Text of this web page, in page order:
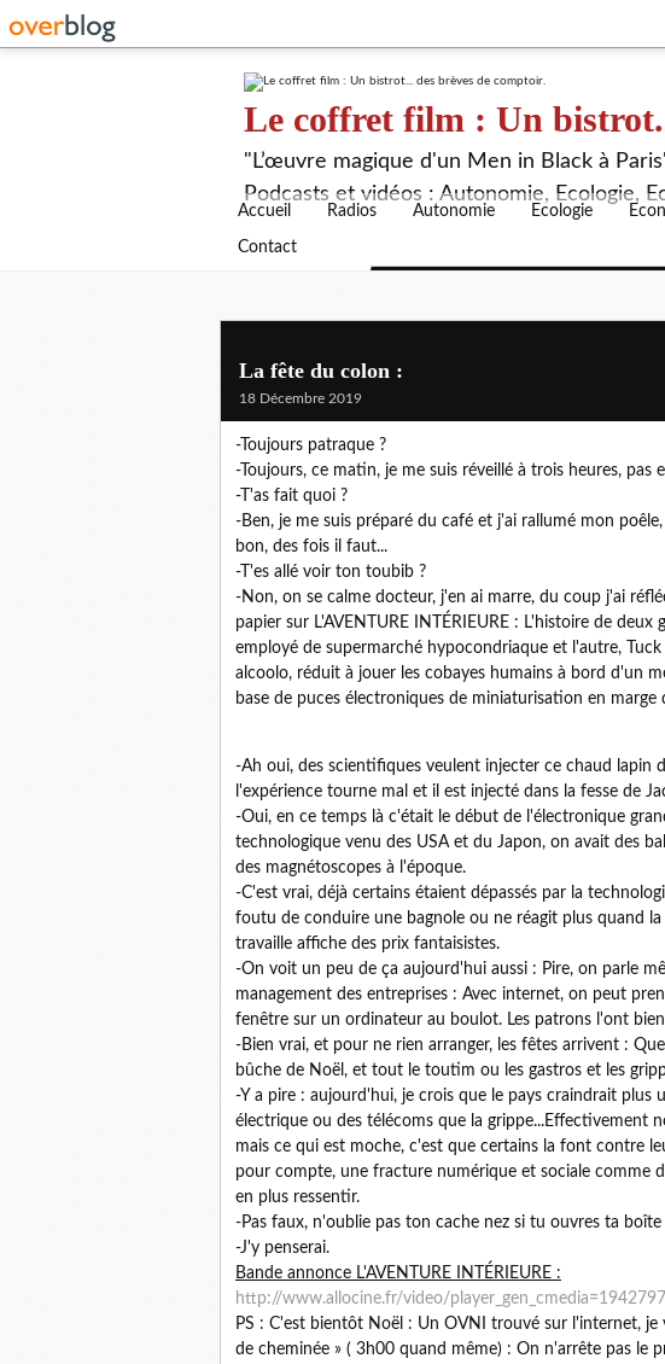
Le coffret film : Un
"L’œuvre magique d'un Men in Black à
Podcasts et vidéos : Autonomie, Ecologie,
Accueil Radios Autonomie Ecologie
Contact
La fête du colon :
18 Décembre 2019
-Toujours patraque ?
-Toujours, ce matin, je me suis réveillé à trois heures, pas
-T'as fait quoi ?
-Ben, je me suis préparé du café et j'ai rallumé mon
bon, des fois il faut...
-T'es allé voir ton toubib ?
-Non, on se calme docteur, j'en ai marre, du coup j'ai
papier sur L'AVENTURE INTÉRIEURE : L'histoire de
employé de supermarché hypocondriaque et l'autre,
alcoolo, réduit à jouer les cobayes humains à bord d'un
base de puces électroniques de miniaturisation en marge
-Ah oui, des scientifiques veulent injecter ce chaud lapin
l'expérience tourne mal et il est injecté dans la fesse de
-Oui, en ce temps là c'était le début de l'électronique
technologique venu des USA et du Japon, on avait des
des magnétoscopes à l'époque.
-C'est vrai, déjà certains étaient dépassés par la
foutu de conduire une bagnole ou ne réagit plus quand la
travaille affiche des prix fantaisistes.
-On voit un peu de ça aujourd'hui aussi : Pire, on parle
management des entreprises : Avec internet, on peut
fenêtre sur un ordinateur au boulot. Les patrons l'ont
-Bien vrai, et pour ne rien arranger, les fêtes arrivent :
bûche de Noël, et tout le toutim ou les gastros et les
-Y a pire : aujourd'hui, je crois que le pays craindrait plus
électrique ou des télécoms que la grippe...Effectivement
mais ce qui est moche, c'est que certains la font contre
pour compte, une fracture numérique et sociale comme
en plus ressentir.
-Pas faux, n'oublie pas ton cache nez si tu ouvres ta boîte
-J'y penserai.
Bande annonce L'AVENTURE INTÉRIEURE :
http://www.allocine.fr/video/
PS : C'est bientôt Noël : Un OVNI trouvé sur l'internet,
de cheminée » ( 3h00 quand même) : On n'arrête pas le